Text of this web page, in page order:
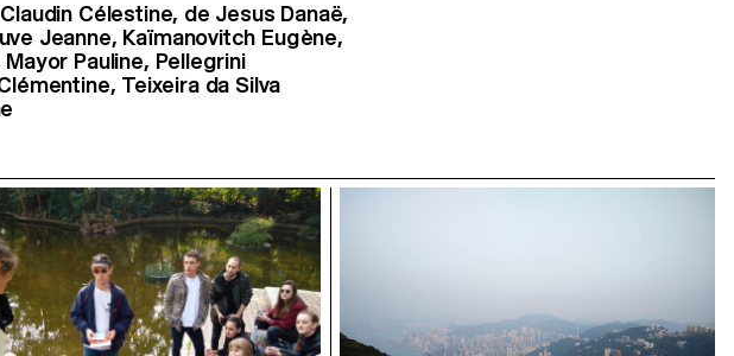
Claudin Célestine, de Jesus Danaë,
Jeanne, Kaïmanovitch Eugène,
Mayor Pauline, Pellegrini
Teixeira da Silva